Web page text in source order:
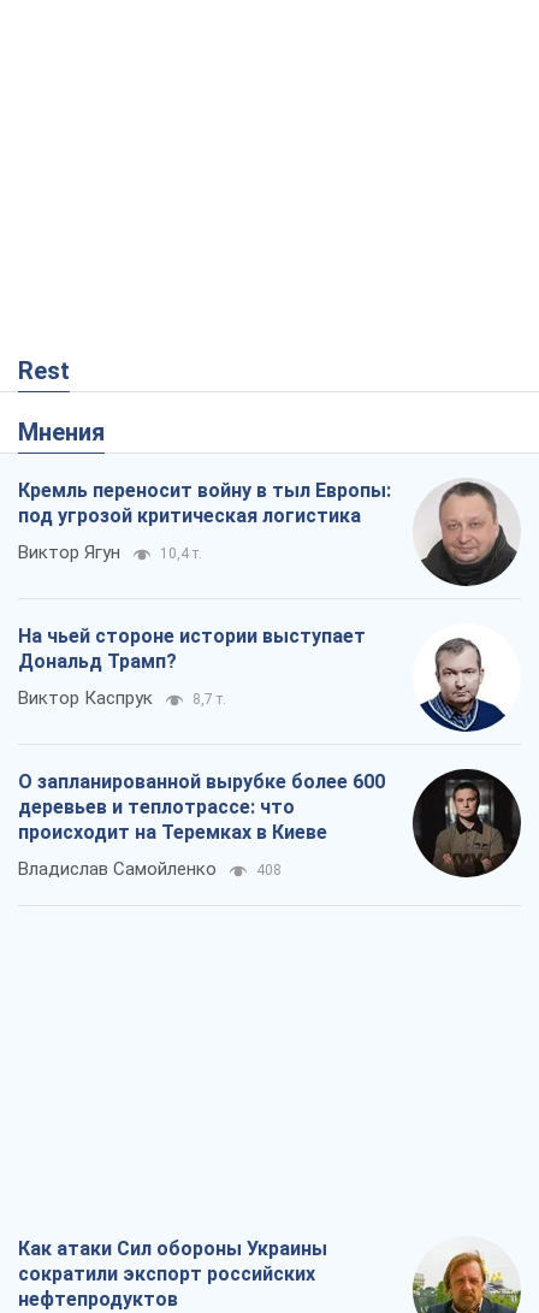
Rest
Мнения
Кремль переносит войну в тыл Европы:
под угрозой критическая логистика
Виктор Ягун 10,4 т.
На чьей стороне истории выступает
Дональд Трамп?
Виктор Каспрук 8,7 т.
О запланированной вырубке более 600
деревьев и теплотрассе: что
происходит на Теремках в Киеве
Владислав Самойленко 408
Как атаки Сил обороны Украины
сократили экспорт российских
нефтепродуктов